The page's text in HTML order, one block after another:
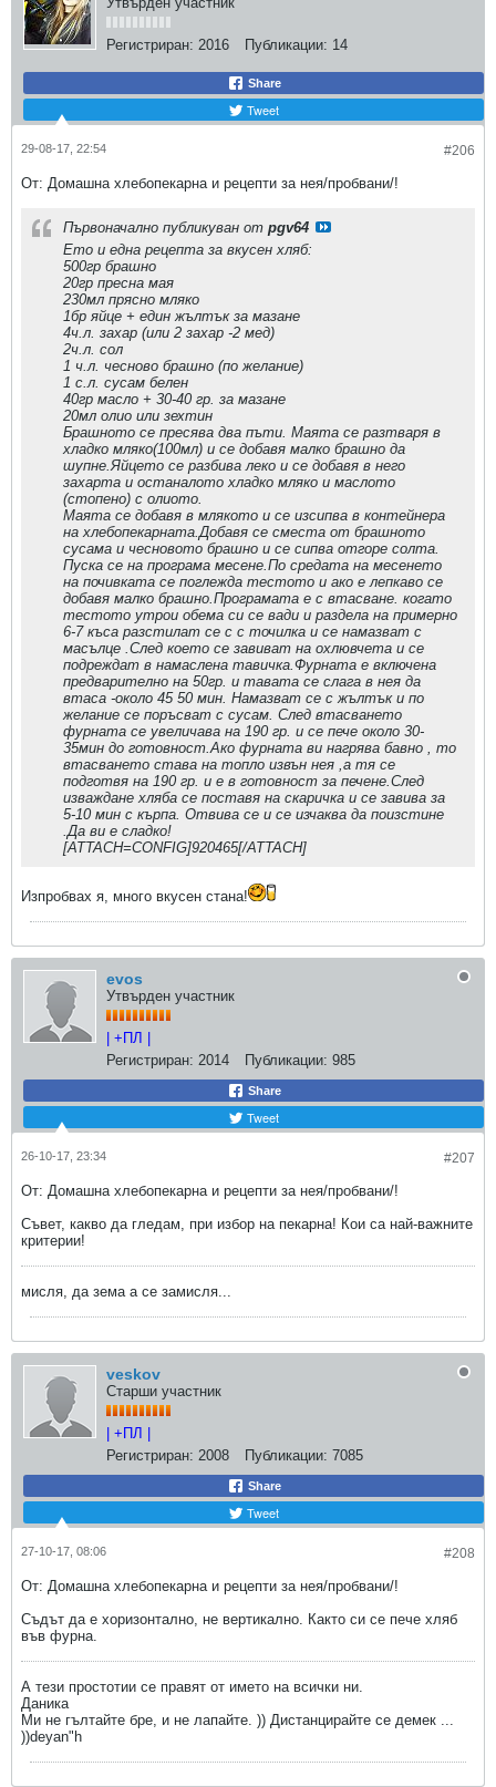
Регистриран: 2016 Публикации: 14
Share
Tweet
#206
29-08-17, 22:54
От: Домашна хлебопекарна и рецепти за нея/пробвани/!
Първоначално публикуван от pgv64
Ето и една рецепта за вкусен хляб:
500гр брашно
20гр пресна мая
230мл прясно мляко
1бр яйце + един жълтък за мазане
4ч.л. захар (или 2 захар -2 мед)
2ч.л. сол
1 ч.л. чесново брашно (по желание)
1 с.л. сусам белен
40гр масло + 30-40 гр. за мазане
20мл олио или зехтин
Брашното се пресява два пъти. Маята се разтваря в
хладко мляко(100мл) и се добавя малко брашно да
шупне.Яйцето се разбива леко и се добавя в него
захарта и останалото хладко мляко и маслото
(стопено) с олиото.
Маята се добавя в млякото и се изсипва в контейнера
на хлебопекарната.Добавя се сместа от брашното
сусама и чесновото брашно и се сипва отгоре солта.
Пуска се на програма месене.По средата на месенето
на почивката се поглежда тестото и ако е лепкаво се
добавя малко брашно.Програмата е с втасване. когато
тестото утрои обема си се вади и раздела на примерно
6-7 къса разстилат се с с точилка и се намазват с
масълце .След което се завиват на охлювчета и се
подреждат в намаслена тавичка.Фурната е включена
предварително на 50гр. и тавата се слага в нея да
втаса -около 45 50 мин. Намазват се с жълтък и по
желание се поръсват с сусам. След втасването
фурната се увеличава на 190 гр. и се пече около 30-
35мин до готовност.Ако фурната ви нагрява бавно , то
втасването става на топло извън нея ,а тя се
подготвя на 190 гр. и е в готовност за печене.След
изваждане хляба се поставя на скаричка и се завива за
5-10 мин с кърпа. Отвива се и се изчаква да поизстине
.Да ви е сладко!
[ATTACH=CONFIG]920465[/ATTACH]
Изпробвах я, много вкусен стана!
evos
Утвърден участник
| +ПЛ |
Регистриран: 2014 Публикации: 985
Share
Tweet
#207
26-10-17, 23:34
От: Домашна хлебопекарна и рецепти за нея/пробвани/!
Съвет, какво да гледам, при избор на пекарна! Кои са най-важните
критерии!
мисля, да зема а се замисля...
veskov
Старши участник
| +ПЛ |
Регистриран: 2008 Публикации: 7085
Share
Tweet
#208
27-10-17, 08:06
От: Домашна хлебопекарна и рецепти за нея/пробвани/!
Съдът да е хоризонтално, не вертикално. Както си се пече хляб
във фурна.
А тези простотии се правят от името на всички ни.
Даника
Ми не гълтайте бре, и не лапайте. )) Дистанцирайте се демек ...
))deyan"h